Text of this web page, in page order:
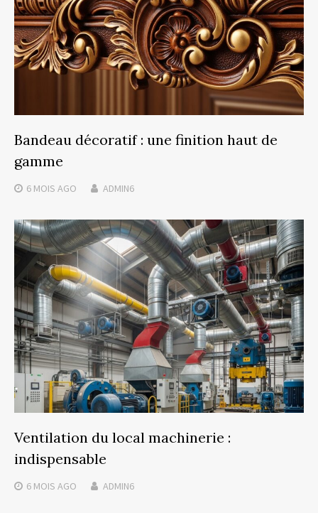
Bandeau décoratif : une finition haut de
gamme
6 MOIS AGO ADMIN6
Ventilation du local machinerie :
indispensable
6 MOIS AGO ADMIN6